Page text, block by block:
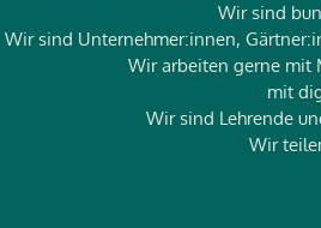
Wir sind
Wir sind Unternehmer:innen,
Wir arbeiten gerne mit
mit
Wir sind Lehrende
Wir